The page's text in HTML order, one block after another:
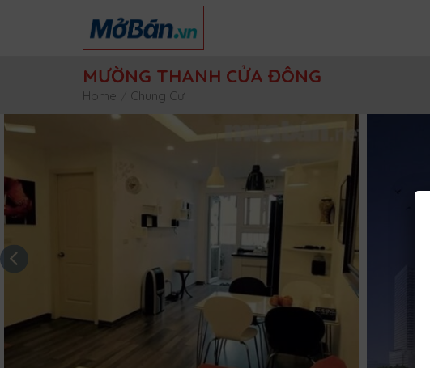
MƯỜNG THANH CỬA ĐÔNG
Home Chung Cư